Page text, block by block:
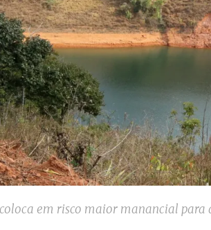
em risco maior manancial para